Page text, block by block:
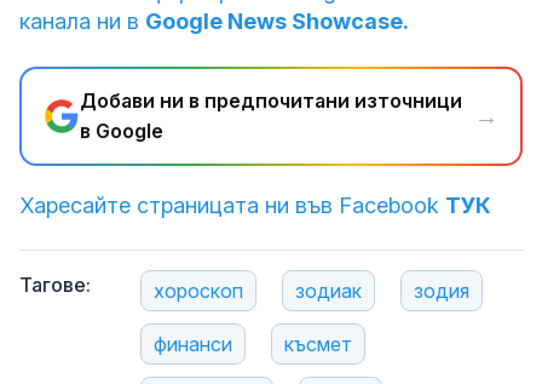
канала ни в Google News Showcase.
Добави ни в предпочитани източници
в Google
→
Харесайте страницата ни във Facebook ТУК
Тагове: хороскоп зодиак зодия
финанси късмет